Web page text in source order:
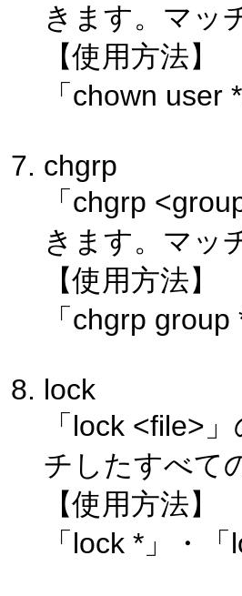
きます。マッ
【使用方法】
「chown
chgrp
「chgrp
きます。マッ
【使用方法】
「chgrp
lock
「lock <file>
チしたすべて
【使用方法】
「lock *」・